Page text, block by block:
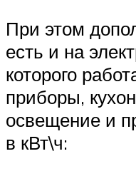
При этом
есть и на
которого
приборы,
освещение и
в кВт\ч: